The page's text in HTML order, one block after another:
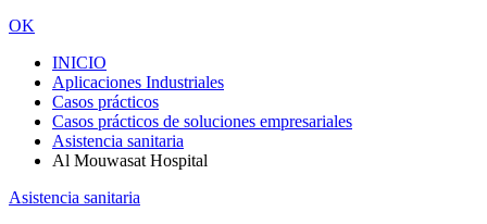
OK
INICIO
Aplicaciones Industriales
Casos prácticos
Casos prácticos de soluciones empresariales
Asistencia sanitaria
Al Mouwasat Hospital
Asistencia sanitaria